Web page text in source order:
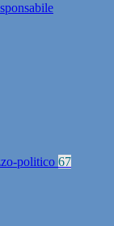
politico 67